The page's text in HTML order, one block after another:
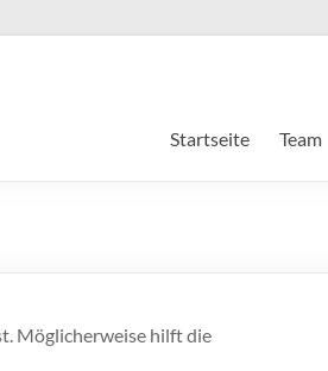
Startseite Team
Möglicherweise hilft die